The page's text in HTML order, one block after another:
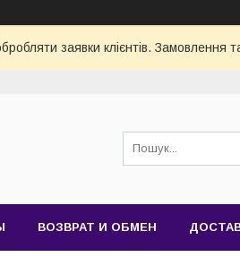
заявки клієнтів. Замовлення
ВОЗВРАТ И ОБМЕН